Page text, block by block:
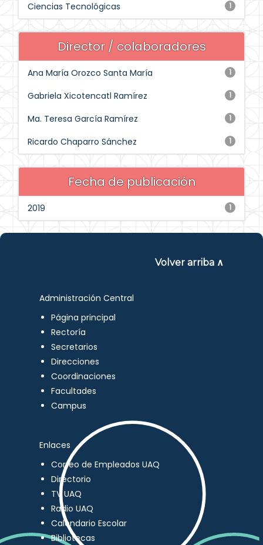
1
Ciencias Tecnológicas
Director / colaboradores
1
Ana María Orozco Santa María
1
Gabriela Xicotencatl Ramírez
1
Ma. Teresa García Ramírez
1
Ricardo Chaparro Sánchez
Fecha de publicación
1
2019
Volver arriba ∧
Administración Central
Página principal
Rectoría
Secretarios
Direcciones
Coordinaciones
Facultades
Campus
Enlaces
Correo de Empleados UAQ
Directorio
TV UAQ
Radio UAQ
Calendario Escolar
Bibliotecas